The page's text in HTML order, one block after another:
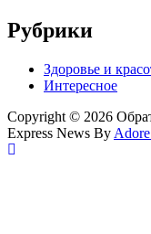
Рубрики
Здоровье и
Интересное
Copyright © 2026
Express News By